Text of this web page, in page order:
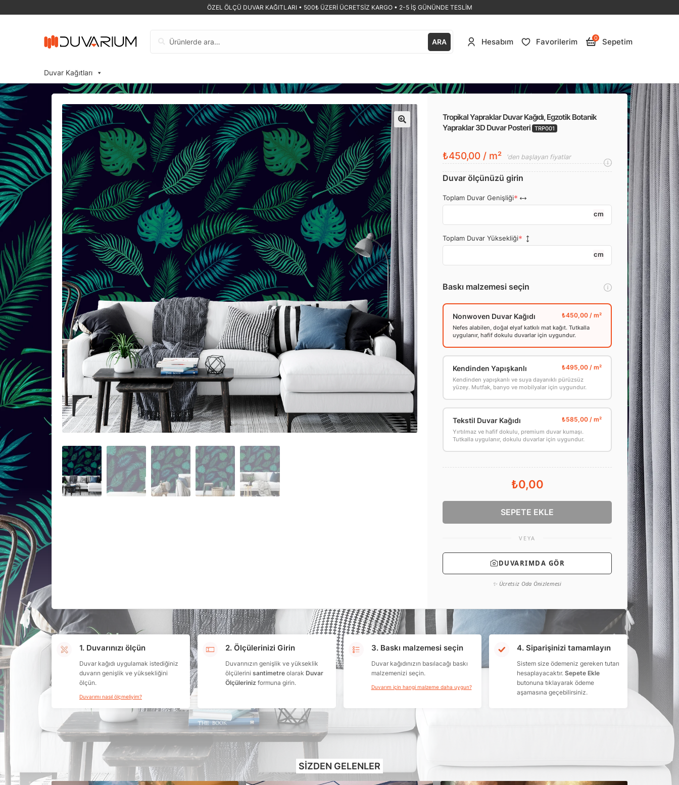
ÖZEL ÖLÇÜ DUVAR KAĞITLARI • 500₺ ÜZERİ ÜCRETSİZ KARGO • 2-5 İŞ GÜNÜNDE TESLİM
ARA Hesabım Favorilerim 0 Sepetim
Duvar Kağıtları
🔍
Tropikal Yapraklar Duvar Kağıdı, Egzotik Botanik
Yapraklar 3D Duvar Posteri TRP001
₺450,00 / m² 'den başlayan fiyatlar
Duvar ölçünüzü girin
Toplam Duvar Genişliği
cm
Toplam Duvar Yüksekliği
cm
Baskı malzemesi seçin
Nonwoven Duvar Kağıdı
Nefes alabilen, doğal elyaf katkılı mat kağıt. Tutkalla
uygulanır, hafif dokulu duvarlar için uygundur.
Kendinden Yapışkanlı
Kendinden yapışkanlı ve suya dayanıklı pürüzsüz
yüzey. Mutfak, banyo ve mobilyalar için uygundur.
Tekstil Duvar Kağıdı
Yırtılmaz ve hafif dokulu, premium duvar kumaşı.
Tutkalla uygulanır, dokulu duvarlar için uygundur.
₺0,00
SEPETE EKLE
VEYA
DUVARIMDA GÖR
✨ Ücretsiz Oda Önizlemesi
1. Duvarınızı ölçün
Duvar kağıdı uygulamak istediğiniz
duvarın genişlik ve yüksekliğini
ölçün.
Duvarımı nasıl ölçmeliyim?
2. Ölçülerinizi Girin
Duvarınızın genişlik ve yükseklik
ölçülerini santimetreolarak Duvar
Ölçüleriniz formuna girin.
3. Baskı malzemesi seçin
Duvar kağıdınızın basılacağı baskı
malzemenizi seçin.
Duvarım için hangi malzeme daha uygun?
4. Siparişinizi tamamlayın
Sistem size ödemeniz gereken tutarı
hesaplayacaktır.Sepete Ekle
butonuna tıklayarak ödeme
aşamasına geçebilirsiniz.
SIZDEN GELENLER